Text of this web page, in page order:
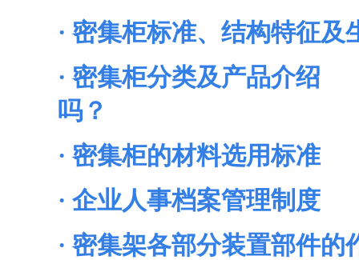
·密集柜标准、结构特征及
·密集柜分类及产品介绍
吗？
·密集柜的材料选用标准
· 企业人事档案管理制度
·密集架各部分装置部件的